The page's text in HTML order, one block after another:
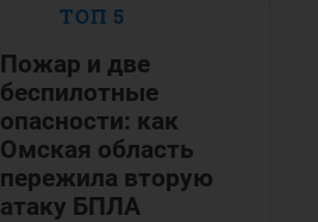
ТОП 5
Пожар и две
беспилотные
опасности: как
Омская область
пережила вторую
атаку БПЛА